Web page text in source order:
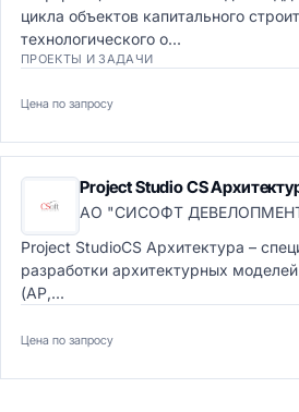
цикла объектов капитального
технологического о...
ПРОЕКТЫ И ЗАДАЧИ
Цена по запросу
Project Studio CS
АО "СИСОФТ
Project StudioCS Архитектура –
разработки архитектурных
(АР,...
Цена по запросу